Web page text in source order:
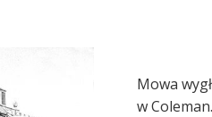
Mowa
w Coleman.